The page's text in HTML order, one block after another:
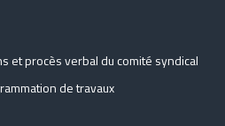
et procès verbal du comité syndical
de travaux